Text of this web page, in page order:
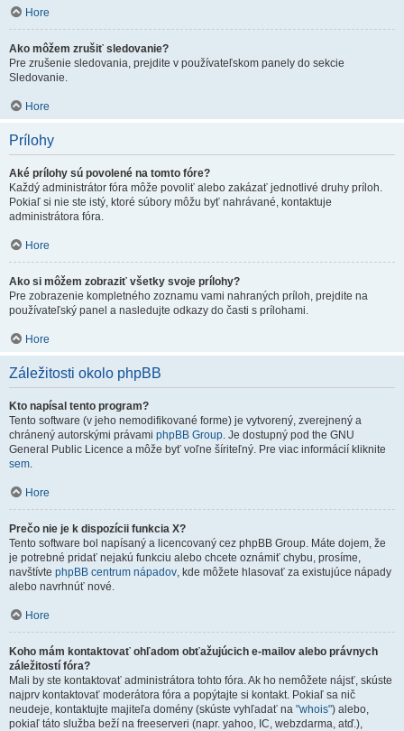
Hore
Ako môžem zrušiť sledovanie?
Pre zrušenie sledovania, prejdite v používateľskom panely do sekcie
Sledovanie.
Hore
Prílohy
Aké prílohy sú povolené na tomto fóre?
Každý administrátor fóra môže povoliť alebo zakázať jednotlivé druhy príloh.
Pokiaľ si nie ste istý, ktoré súbory môžu byť nahrávané, kontaktuje
administrátora fóra.
Hore
Ako si môžem zobraziť všetky svoje prílohy?
Pre zobrazenie kompletného zoznamu vami nahraných príloh, prejdite na
používateľský panel a nasledujte odkazy do časti s prílohami.
Hore
Záležitosti okolo phpBB
Kto napísal tento program?
Tento software (v jeho nemodifikované forme) je vytvorený, zverejnený a
chránený autorskými právami phpBB Group. Je dostupný pod the GNU
General Public Licence a môže byť voľne šíriteľný. Pre viac informácií kliknite
sem.
Hore
Prečo nie je k dispozícii funkcia X?
Tento software bol napísaný a licencovaný cez phpBB Group. Máte dojem, že
je potrebné pridať nejakú funkciu alebo chcete oznámiť chybu, prosíme,
navštívte phpBB centrum nápadov, kde môžete hlasovať za existujúce nápady
alebo navrhnúť nové.
Hore
Koho mám kontaktovať ohľadom obťažujúcich e-mailov alebo právnych
záležitostí fóra?
Mali by ste kontaktovať administrátora tohto fóra. Ak ho nemôžete nájsť, skúste
najprv kontaktovať moderátora fóra a popýtajte si kontakt. Pokiaľ sa nič
neudeje, kontaktujte majiteľa domény (skúste vyhľadať na "whois") alebo,
pokiaľ táto služba beží na freeserveri (napr. yahoo, IC, webzdarma, atď.),